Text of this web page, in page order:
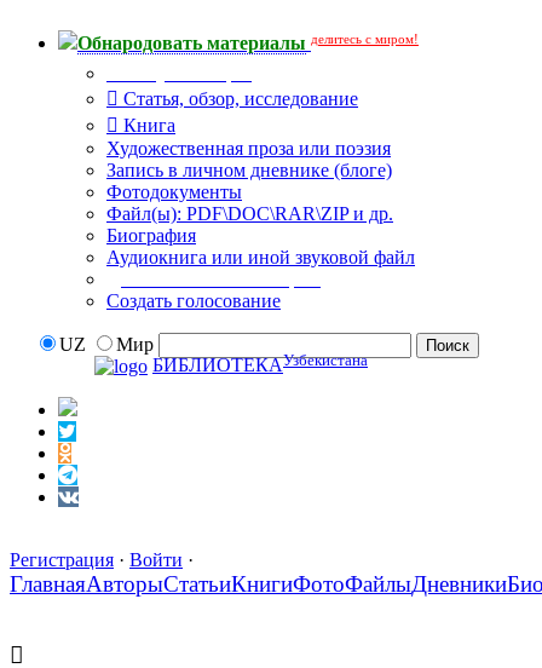
Обнародовать материалы делитесь с миром!
Статья, обзор, исследование
Книга
Художественная проза или поэзия
Запись в личном дневнике (блоге)
Фотодокументы
Файл(ы): PDF\DOC\RAR\ZIP и др.
Биография
Аудиокнига или иной звуковой файл
Создать голосование
UZ
Мир
БИБЛИОТЕКАУзбекистана
Регистрация · Войти ·
ГлавнаяАвторыСтатьиКнигиФотоФайлыДневники